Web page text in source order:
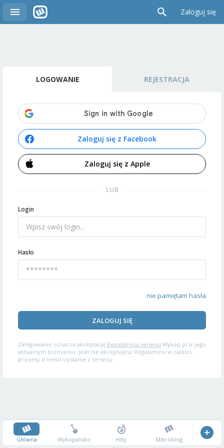
Zaloguj się
LOGOWANIE REJESTRACJA
Zaloguj się z Facebook
Zaloguj się z Apple
LUB
Login
Hasło
nie pamiętam hasła
ZALOGUJ SIĘ
Zalogowanie oznacza akceptację Regulaminu serwisu Wykop.pl w jego
aktualnym brzmieniu. Jeśli nie akceptujesz Regulaminu w całości,
prosimy o niekorzystanie z serwisu.
Główna Wykopalisko Hity Mikroblog